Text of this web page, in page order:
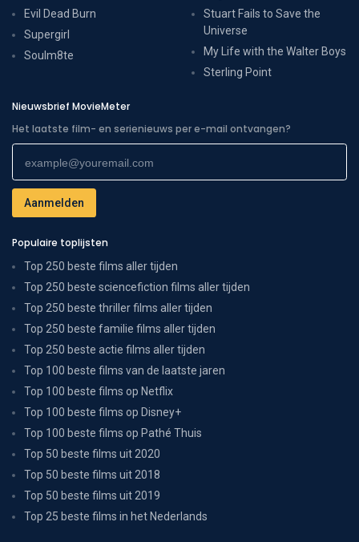
Evil Dead Burn
Supergirl
Soulm8te
Stuart Fails to Save the
Universe
My Life with the Walter Boys
Sterling Point
Nieuwsbrief MovieMeter
Het laatste film- en serienieuws per e-mail ontvangen?
Populaire toplijsten
Top 250 beste films aller tijden
Top 250 beste sciencefiction films aller tijden
Top 250 beste thriller films aller tijden
Top 250 beste familie films aller tijden
Top 250 beste actie films aller tijden
Top 100 beste films van de laatste jaren
Top 100 beste films op Netflix
Top 100 beste films op Disney+
Top 100 beste films op Pathé Thuis
Top 50 beste films uit 2020
Top 50 beste films uit 2018
Top 50 beste films uit 2019
Top 25 beste films in het Nederlands